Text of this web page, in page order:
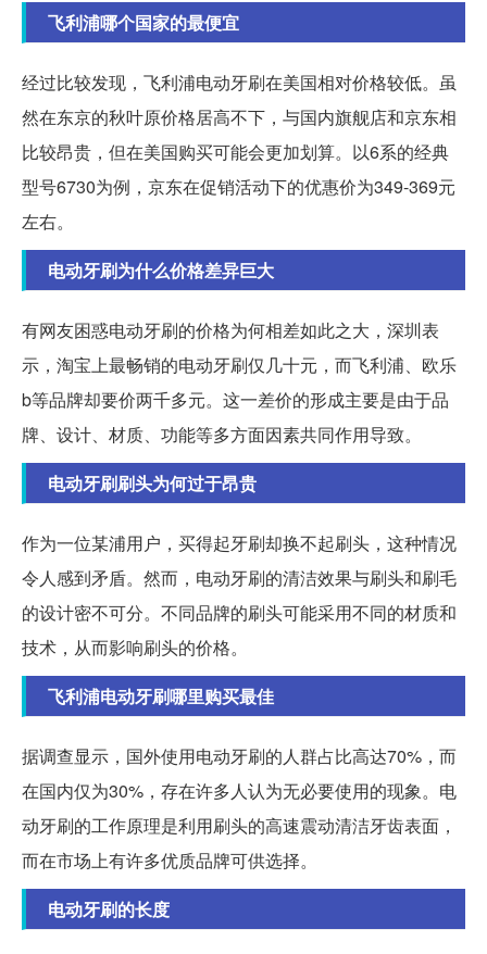
飞利浦哪个国家的最便宜
经过比较发现，飞利浦电动牙刷在美国相对价格较低。虽
然在东京的秋叶原价格居高不下，与国内旗舰店和京东相
比较昂贵，但在美国购买可能会更加划算。以6系的经典
型号6730为例，京东在促销活动下的优惠价为349-369元
左右。
电动牙刷为什么价格差异巨大
有网友困惑电动牙刷的价格为何相差如此之大，深圳表
示，淘宝上最畅销的电动牙刷仅几十元，而飞利浦、欧乐
b等品牌却要价两千多元。这一差价的形成主要是由于品
牌、设计、材质、功能等多方面因素共同作用导致。
电动牙刷刷头为何过于昂贵
作为一位某浦用户，买得起牙刷却换不起刷头，这种情况
令人感到矛盾。然而，电动牙刷的清洁效果与刷头和刷毛
的设计密不可分。不同品牌的刷头可能采用不同的材质和
技术，从而影响刷头的价格。
飞利浦电动牙刷哪里购买最佳
据调查显示，国外使用电动牙刷的人群占比高达70%，而
在国内仅为30%，存在许多人认为无必要使用的现象。电
动牙刷的工作原理是利用刷头的高速震动清洁牙齿表面，
而在市场上有许多优质品牌可供选择。
电动牙刷的长度